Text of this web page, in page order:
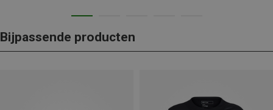
Bijpassende producten